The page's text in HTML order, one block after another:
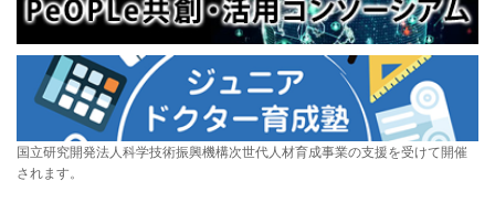
国立研究開発法人科学技術振興機構次世代人材育成事業の支援を受けて開催
されます。